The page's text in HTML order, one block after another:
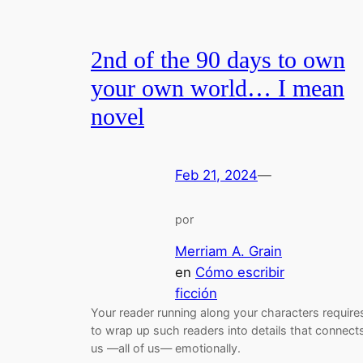
2nd of the 90 days to own
your own world… I mean
novel
Feb 21, 2024—
por
Merriam A. Grain
en Cómo escribir
ficción
Your reader running along your characters
to wrap up such readers into details that
us —all of us— emotionally.